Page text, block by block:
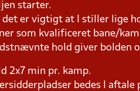
starter.
det er vigtigt at I stiller lige
som kvalificeret bane/
hold giver bolden
2x7 min pr. kamp.
bedes I aftale